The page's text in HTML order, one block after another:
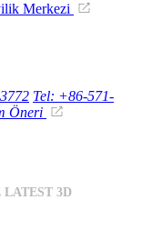
Merkezi
Tel: +86-571-
Öneri